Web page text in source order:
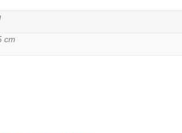
cm